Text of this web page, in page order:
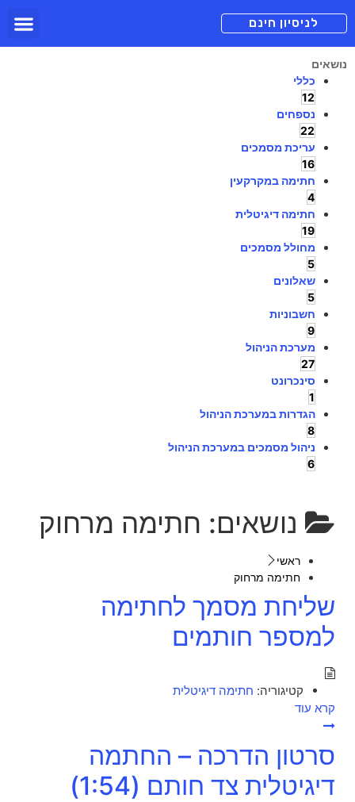
לניסיון חינם
נושאים
כללי
12
נספחים
22
עריכת מסמכים
16
חתימה במקרקעין
4
חתימה דיגיטלית
19
מחולל מסמכים
5
שאלונים
5
חשבוניות
9
מערכת הניהול
27
סינכרונט
1
הגדרות במערכת הניהול
8
ניהול מסמכים במערכת הניהול
6
נושאים: חתימה מרחוק
ראשי
חתימה מרחוק
שליחת מסמך לחתימה
למספר חותמים
קטיגוריה: חתימה דיגיטלית
קרא עוד
סרטון הדרכה – החתמה
דיגיטלית צד חותם (1:54)